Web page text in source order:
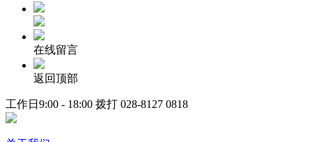
在线留言
返回顶部
工作日9:00 - 18:00 拨打 028-8127 0818